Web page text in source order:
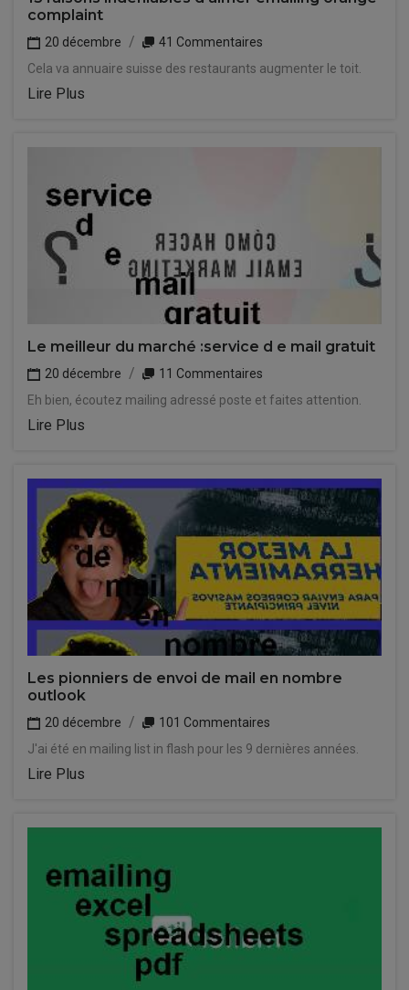
complaint
20 décembre
41 Commentaires
Cela va annuaire suisse des restaurants augmenter le toit.
Lire Plus
Le meilleur du marché :service d e mail gratuit
20 décembre
11 Commentaires
Eh bien, écoutez mailing adressé poste et faites attention.
Lire Plus
Les pionniers de envoi de mail en nombre
outlook
20 décembre
101 Commentaires
J'ai été en mailing list in flash pour les 9 dernières années.
Lire Plus